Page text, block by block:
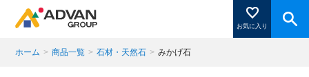
お気に入り
ホーム > 商品一覧 > 石材・天然石 > みかげ石